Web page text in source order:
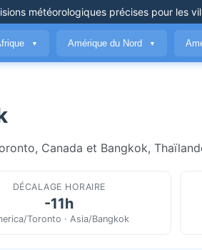
météorologiques précises pour les
▼ Amérique du Nord ▼
Canada et Bangkok,
DÉCALAGE HORAIRE
-11h
Toronto · Asia/Bangkok